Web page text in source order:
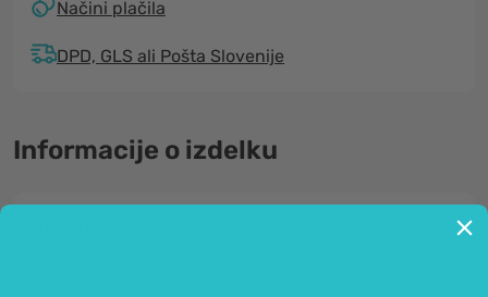
Načini plačila
DPD, GLS ali Pošta Slovenije
Informacije o izdelku